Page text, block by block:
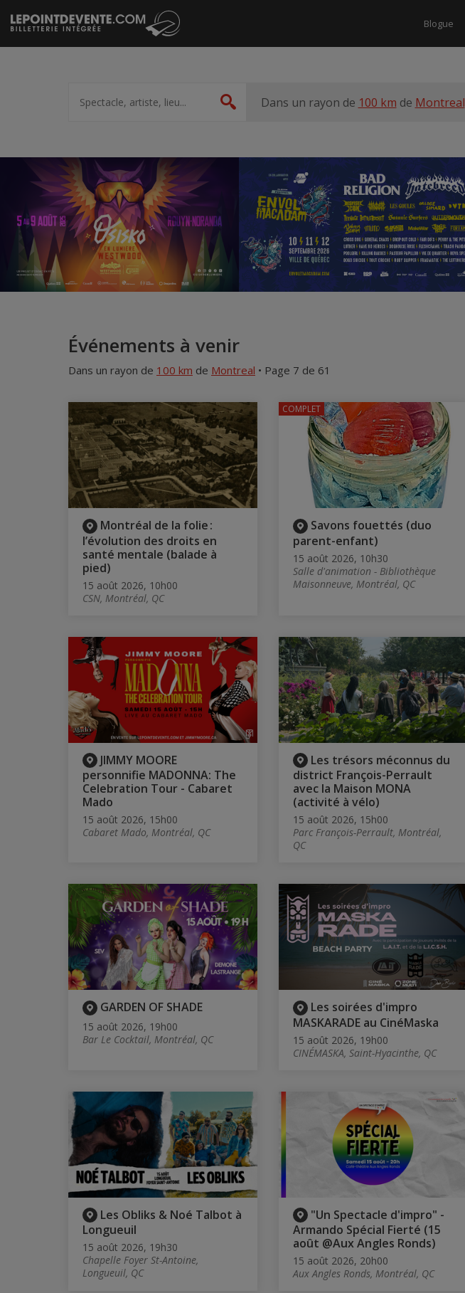
Passer
au
contenu
Blogue
artiste,
lieu...
Rechercher
Dans un rayon de 100 km de Montreal
Accueil
Suggestions
Événements à venir
Dans un rayon de 100 km de Montreal • Page 7 de 61
Montréal de la folie :
l’évolution des droits en
santé mentale (balade à
pied)
15 août 2026, 10h00
CSN, Montréal, QC
Savons fouettés (duo
parent-enfant)
15 août 2026, 10h30
Salle d'animation - Bibliothèque
Maisonneuve, Montréal, QC
COMPLET
JIMMY MOORE
personnifie MADONNA: The
Celebration Tour - Cabaret
Mado
15 août 2026, 15h00
Cabaret Mado, Montréal, QC
Les trésors méconnus du
district François-Perrault
avec la Maison MONA
(activité à vélo)
15 août 2026, 15h00
Parc François-Perrault, Montréal,
QC
GARDEN OF SHADE
15 août 2026, 19h00
Bar Le Cocktail, Montréal, QC
Les soirées d'impro
MASKARADE au CinéMaska
15 août 2026, 19h00
CINÉMASKA, Saint-Hyacinthe, QC
Les Obliks & Noé Talbot à
Longueuil
15 août 2026, 19h30
Chapelle Foyer St-Antoine,
Longueuil, QC
"Un Spectacle d'impro" -
Armando Spécial Fierté (15
août @Aux Angles Ronds)
15 août 2026, 20h00
Aux Angles Ronds, Montréal, QC